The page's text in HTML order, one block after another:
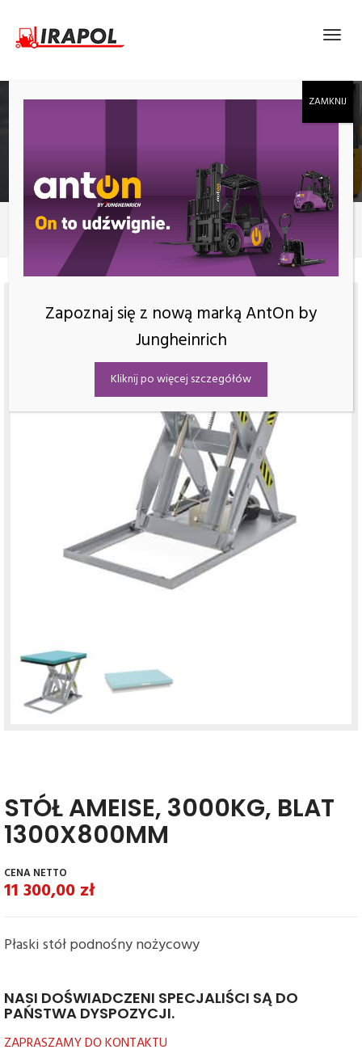
STÓŁ AMEISE, 3000KG, BLAT 1300X800MM
Produkty Stół Ameise, 3000kg, blat 1300x800mm
STÓŁ AMEISE, 3000KG, BLAT
1300X800MM
11 300,00 zł
Płaski stół podnośny nożycowy
NASI DOŚWIADCZENI SPECJALIŚCI SĄ DO
PAŃSTWA DYSPOZYCJI.
ZAPRASZAMY DO KONTAKTU
Zapoznaj się z nową marką AntOn by
Jungheinrich
Kliknij po więcej szczegółów